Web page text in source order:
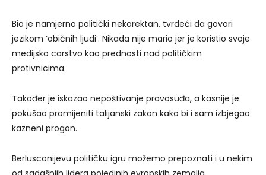
Bio je namjerno politički nekorektan, tvrdeći da govori
jezikom ‘običnih ljudi’. Nikada nije mario jer je koristio svoje
medijsko carstvo kao prednosti nad političkim
protivnicima.
Također je iskazao nepoštivanje pravosuđa, a kasnije je
pokušao promijeniti talijanski zakon kako bi i sam izbjegao
kazneni progon.
Berlusconijevu političku igru možemo prepoznati i u nekim